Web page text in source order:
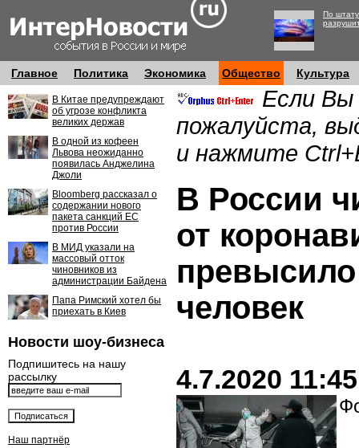
По
Главное Политика Экономика Общество Культура
В Китае предупреждают
об угрозе конфликта
великих держав
В одной из кофеен
Львова неожиданно
появилась Анджелина
Джоли
Bloomberg рассказал о
содержании нового
пакета санкций ЕС
против России
В МИД указали на
массовый отток
чиновников из
администрации Байдена
Папа Римский хотел бы
приехать в Киев
Новости шоу-бизнеса
Подпишитесь на нашу
рассылку
Наш партнёр
Если Вы
пожалуйста,
и нажмите
В России
от
человек
4.7.2020 11:45